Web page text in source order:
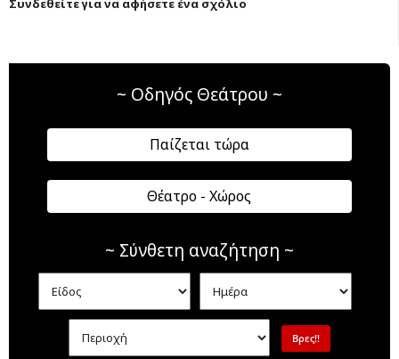
Συνδεθείτε για να αφήσετε ένα σχόλιο
~ Οδηγός Θεάτρου ~
Παίζεται τώρα
Θέατρο - Χώρος
~ Σύνθετη αναζήτηση ~